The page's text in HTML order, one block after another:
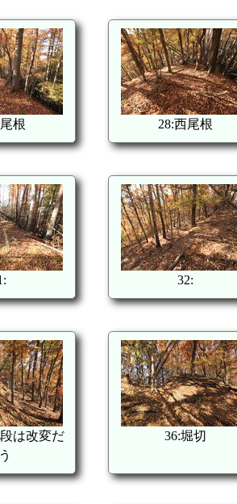
根 28:西尾根
32:
は改変だ
36:堀切